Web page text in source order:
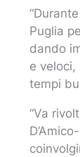
Puglia
dando
e
tempi
“Va